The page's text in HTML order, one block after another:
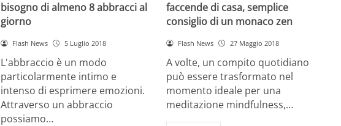
bisogno di almeno 8 abbracci al
giorno
Flash News 5 Luglio 2018
L'abbraccio è un modo
particolarmente intimo e
intenso di esprimere emozioni.
Attraverso un abbraccio
possiamo…
faccende di casa, semplice
consiglio di un monaco zen
Flash News 27 Maggio 2018
A volte, un compito quotidiano
può essere trasformato nel
momento ideale per una
meditazione mindfulness,…